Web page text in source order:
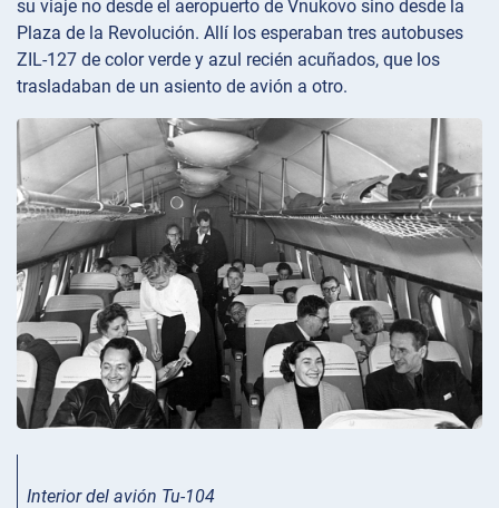
su viaje no desde el aeropuerto de Vnukovo sino desde la
Plaza de la Revolución. Allí los esperaban tres autobuses
ZIL-127 de color verde y azul recién acuñados, que los
trasladaban de un asiento de avión a otro.
Interior del avión Tu-104